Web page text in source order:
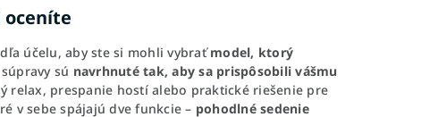
oceníte
účelu, aby ste si mohli vybraťmodel, ktorý
sú navrhnuté tak, aby sa prispôsobili vášmu
relax, prespanie hostí alebo praktické riešenie pre
v sebe spájajú dve funkcie – pohodlné sedenie